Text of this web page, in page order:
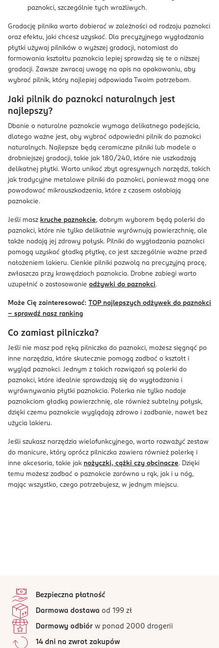
paznokci, szczególnie tych wrażliwych.
Gradację pilnika warto dobierać w zależności od rodzaju paznokci
oraz efektu, jaki chcesz uzyskać. Dla precyzyjnego wygładzania
płytki używaj pilników o wyższej gradacji, natomiast do
formowania kształtu paznokcia lepiej sprawdzą się te o niższej
gradacji. Zawsze zwracaj uwagę na opis na opakowaniu, aby
wybrać pilnik, który najlepiej odpowiada Twoim potrzebom.
Jaki pilnik do paznokci naturalnych jest
najlepszy?
Dbanie o naturalne paznokcie wymaga delikatnego podejścia,
dlatego ważne jest, aby wybrać odpowiedni pilnik do paznokci
naturalnych. Najlepsze będą ceramiczne pilniki lub modele o
drobniejszej gradacji, takie jak 180/240, które nie uszkadzają
delikatnej płytki. Warto unikać zbyt agresywnych narzędzi, takich
jak tradycyjne metalowe pilniki do paznokci, ponieważ mogą one
powodować mikrouszkodzenia, które z czasem osłabiają
paznokcie.
Jeśli masz kruche paznokcie, dobrym wyborem będą polerki do
paznokci, które nie tylko delikatnie wyrównują powierzchnię, ale
także nadają jej zdrowy połysk. Pilniki do wygładzania paznokci
pomogą uzyskać gładką płytkę, co jest szczególnie ważne przed
nałożeniem lakieru. Cienkie pilniki pozwolą na precyzyjną pracę,
zwłaszcza przy krawędziach paznokcia. Drobne zabiegi warto
uzupełnić o zastosowanie odżywki do paznokci.
Może Cię zainteresować: TOP najlepszych odżywek do paznokci
– sprawdź nasz ranking
Co zamiast pilniczka?
Jeśli nie masz pod ręką pilniczka do paznokci, możesz sięgnąć po
inne narzędzia, które skutecznie pomogą zadbać o kształt i
wygląd paznokci. Jednym z takich rozwiązań są polerki do
paznokci, które idealnie sprawdzają się do wygładzania i
wyrównywania płytki paznokcia. Polerka nie tylko nadaje
paznokciom gładką powierzchnię, ale również subtelny połysk,
dzięki czemu paznokcie wyglądają zdrowo i zadbanie, nawet bez
użycia lakieru.
Jeśli szukasz narzędzia wielofunkcyjnego, warto rozważyć zestaw
do manicure, który oprócz pilniczka zawiera również polerkę i
inne akcesoria, takie jak nożyczki, cążki czy obcinacze. Dzięki
temu możesz zadbać o paznokcie zarówno u rąk, jak i u nóg,
mając wszystko, czego potrzebujesz, w jednym miejscu.
Bezpieczna płatność
Darmowa dostawa od 199 zł
Darmowy odbiór w ponad 2000 drogerii
14 dni na zwrot zakupów